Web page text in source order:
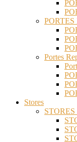
Portes
Stores